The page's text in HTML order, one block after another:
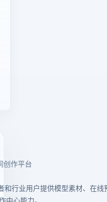
创作平台
和行业用户提供模型素材、在线
中心能力。